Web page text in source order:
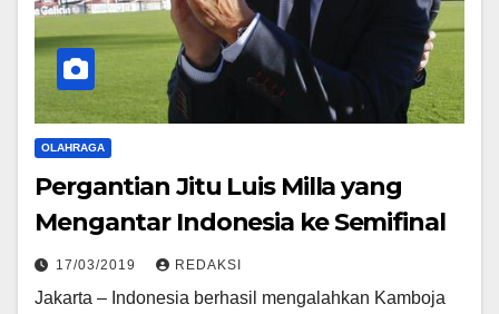
OLAHRAGA
Pergantian Jitu Luis Milla yang
Mengantar Indonesia ke Semifinal
17/03/2019 REDAKSI
Jakarta – Indonesia berhasil mengalahkan Kamboja